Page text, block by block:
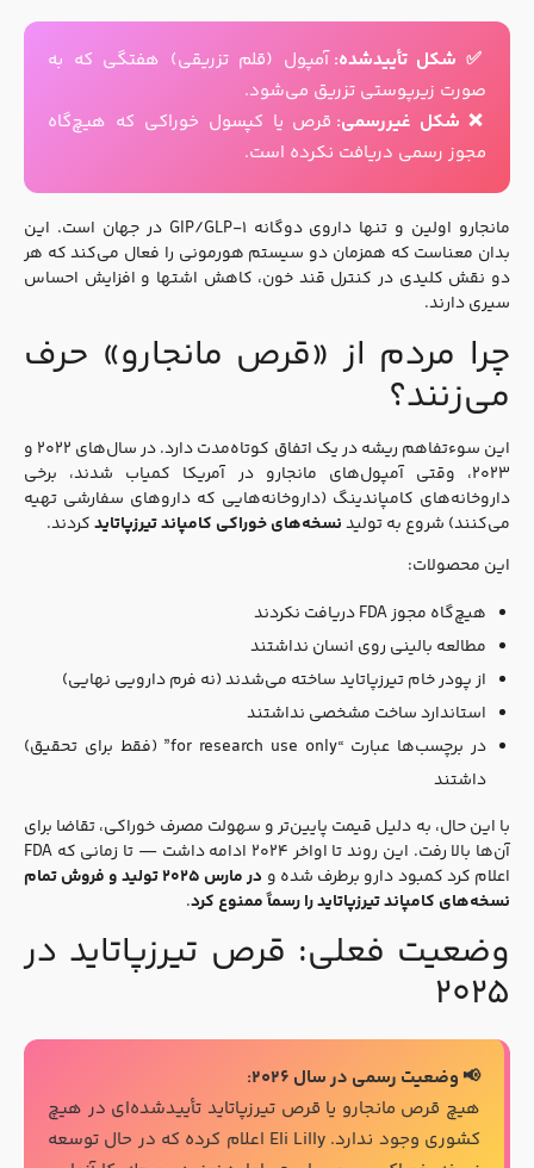
✅ شکل تأییدشده:آمپول (قلم تزریقی) هفتگی که به
صورت زیرپوستی تزریق می‌شود.
❌ شکل غیررسمی:قرص یا کپسول خوراکی که هیچ‌گاه
مجوز رسمی دریافت نکرده است.
مانجارو اولین و تنها داروی دوگانه GIP/GLP-۱ در جهان است. این
بدان معناست که همزمان دو سیستم هورمونی را فعال می‌کند که هر
دو نقش کلیدی در کنترل قند خون، کاهش اشتها و افزایش احساس
سیری دارند.
چرا مردم از «قرص مانجارو» حرف
می‌زنند؟
این سوء‌تفاهم ریشه در یک اتفاق کوتاه‌مدت دارد. در سال‌های ۲۰۲۲ و
۲۰۲۳، وقتی آمپول‌های مانجارو در آمریکا کمیاب شدند، برخی
داروخانه‌های کامپاندینگ (داروخانه‌هایی که داروهای سفارشی تهیه
می‌کنند) شروع به تولیدنسخه‌های خوراکی کامپاند تیرزپاتایدکردند.
این محصولات:
هیچ‌گاه مجوز FDA دریافت نکردند
مطالعه بالینی روی انسان نداشتند
از پودر خام تیرزپاتاید ساخته می‌شدند (نه فرم دارویی نهایی)
استاندارد ساخت مشخصی نداشتند
در برچسب‌ها عبارت “for research use only” (فقط برای تحقیق)
داشتند
با این حال، به دلیل قیمت پایین‌تر و سهولت مصرف خوراکی، تقاضا برای
آن‌ها بالا رفت. این روند تا اواخر ۲۰۲۴ ادامه داشت — تا زمانی که FDA
اعلام کرد کمبود دارو برطرف شده و
در مارس ۲۰۲۵ تولید و فروش تمام
نسخه‌های کامپاند تیرزپاتاید را رسماً ممنوع کرد.
وضعیت فعلی: قرص تیرزپاتاید در
۲۰۲۵
📢 وضعیت رسمی در سال ۲۰۲۶:
هیچ قرص مانجارو یا قرص تیرزپاتاید تأییدشده‌ای در هیچ
کشوری وجود ندارد. Eli Lilly اعلام کرده که در حال توسعه